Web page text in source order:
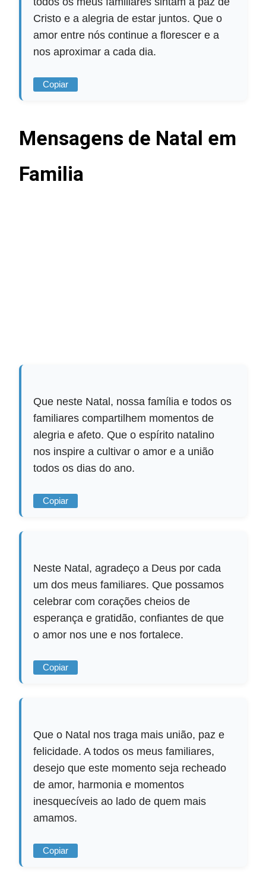
Cristo e a alegria de estar juntos. Que o
amor entre nós continue a florescer e a
nos aproximar a cada dia.
Copiar
Mensagens de Natal em
Familia
Que neste Natal, nossa família e todos os
familiares compartilhem momentos de
alegria e afeto. Que o espírito natalino
nos inspire a cultivar o amor e a união
todos os dias do ano.
Copiar
Neste Natal, agradeço a Deus por cada
um dos meus familiares. Que possamos
celebrar com corações cheios de
esperança e gratidão, confiantes de que
o amor nos une e nos fortalece.
Copiar
Que o Natal nos traga mais união, paz e
felicidade. A todos os meus familiares,
desejo que este momento seja recheado
de amor, harmonia e momentos
inesquecíveis ao lado de quem mais
amamos.
Copiar